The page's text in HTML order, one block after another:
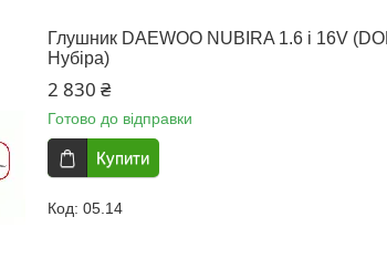
Глушник DAEWOO NUBIRA 1.6 i 16V
Нубіра)
2 830 ₴
Готово до відправки
Купити
05.14